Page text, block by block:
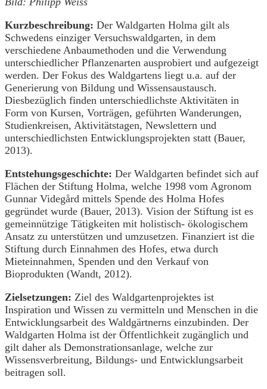
Kurzbeschreibung: Der Waldgarten Holma gilt als
Schwedens einziger Versuchswaldgarten, in dem
verschiedene Anbaumethoden und die Verwendung
unterschiedlicher Pflanzenarten ausprobiert und aufgezeigt
werden. Der Fokus des Waldgartens liegt u.a. auf der
Generierung von Bildung und Wissensaustausch.
Diesbezüglich finden unterschiedlichste Aktivitäten in
Form von Kursen, Vorträgen, geführten Wanderungen,
Studienkreisen, Aktivitätstagen, Newslettern und
unterschiedlichsten Entwicklungsprojekten statt (Bauer,
2013).
Entstehungsgeschichte: Der Waldgarten befindet sich auf
Flächen der Stiftung Holma, welche 1998 vom Agronom
Gunnar Videgård mittels Spende des Holma Hofes
gegründet wurde (Bauer, 2013). Vision der Stiftung ist es
gemeinnützige Tätigkeiten mit holistisch- ökologischem
Ansatz zu unterstützen und umzusetzen. Finanziert ist die
Stiftung durch Einnahmen des Hofes, etwa durch
Mieteinnahmen, Spenden und den Verkauf von
Bioprodukten (Wandt, 2012).
Zielsetzungen: Ziel des Waldgartenprojektes ist
Inspiration und Wissen zu vermitteln und Menschen in die
Entwicklungsarbeit des Waldgärtnerns einzubinden. Der
Waldgarten Holma ist der Öffentlichkeit zugänglich und
gilt daher als Demonstrationsanlage, welche zur
Wissensverbreitung, Bildungs- und Entwicklungsarbeit
beitragen soll.